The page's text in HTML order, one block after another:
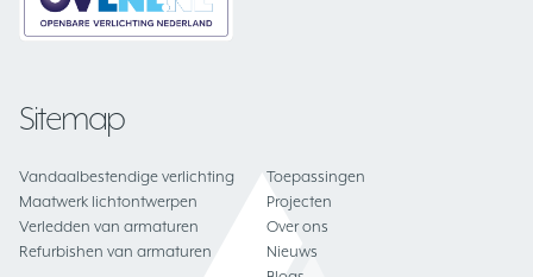
Sitemap
Vandaalbestendige verlichting
Maatwerk lichtontwerpen
Verledden van armaturen
Refurbishen van armaturen
Toepassingen
Projecten
Over ons
Nieuws